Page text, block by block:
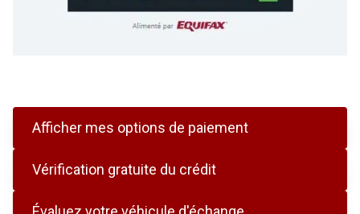
Afficher mes options de paiement
Vérification gratuite du crédit